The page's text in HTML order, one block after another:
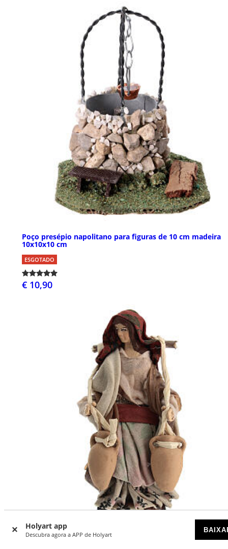
Holyart app
Descubra agora a APP de Holyart
Poço presépio napolitano para figuras de 10 cm madeira
10x10x10 cm
ESGOTADO
€ 10,90
Aguadeira presépio napolitano terracota 10 cm